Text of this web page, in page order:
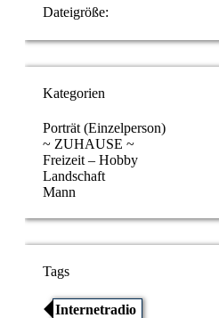
Dateigröße
Kategorien
Porträt (Einzelperson)
~ ZUHAUSE ~
Freizeit – Hobby
Landschaft
Mann
Tags
Internetradio